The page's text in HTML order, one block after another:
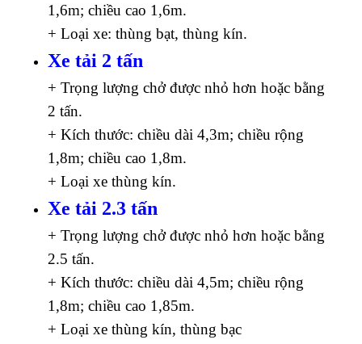
1,6m; chiều cao 1,6m.
+ Loại xe: thùng bạt, thùng kín.
Xe tải 2 tấn
+ Trọng lượng chở được nhỏ hơn hoặc bằng
2 tấn.
+ Kích thước: chiều dài 4,3m; chiều rộng
1,8m; chiều cao 1,8m.
+ Loại xe thùng kín.
Xe tải 2.3 tấn
+ Trọng lượng chở được nhỏ hơn hoặc bằng
2.5 tấn.
+ Kích thước: chiều dài 4,5m; chiều rộng
1,8m; chiều cao 1,85m.
+ Loại xe thùng kín, thùng bạc